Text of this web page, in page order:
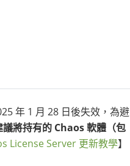
年 1 月 28 日後失效，為避
將持有的 Chaos 軟體（包
License Server 更新教學】